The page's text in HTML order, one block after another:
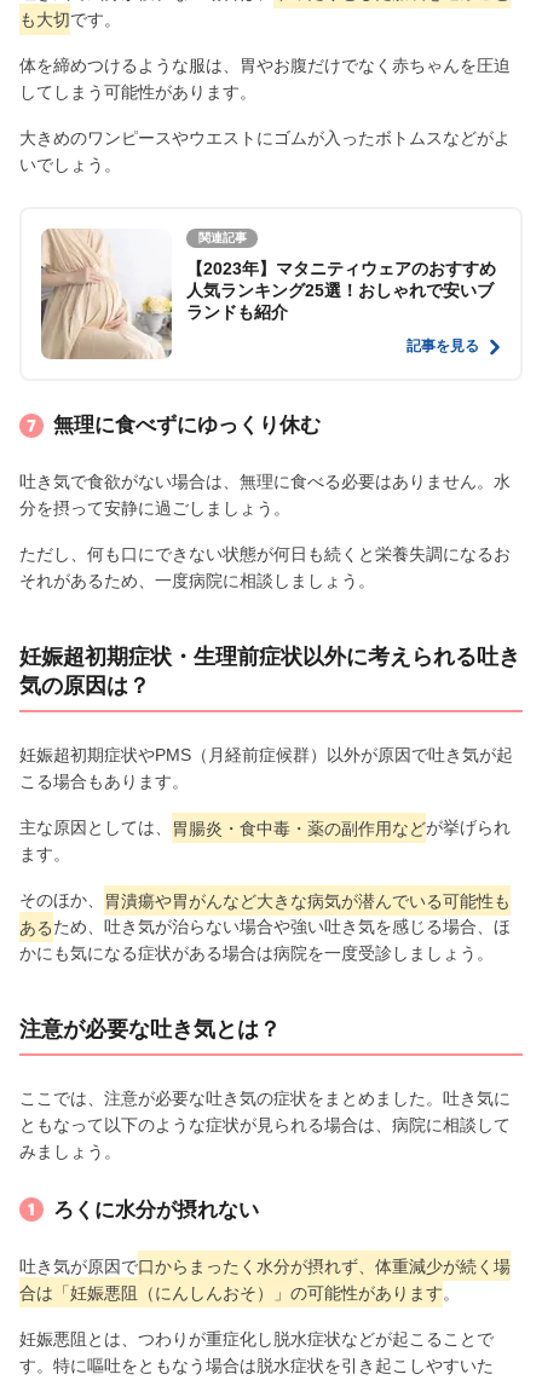
も大切です。
体を締めつけるような服は、胃やお腹だけでなく赤ちゃんを圧迫
してしまう可能性があります。
大きめのワンピースやウエストにゴムが入ったボトムスなどがよ
いでしょう。
関連記事
【2023年】マタニティウェアのおすすめ
人気ランキング25選！おしゃれで安いブ
ランドも紹介
記事を見る
無理に食べずにゆっくり休む
吐き気で食欲がない場合は、無理に食べる必要はありません。水
分を摂って安静に過ごしましょう。
ただし、何も口にできない状態が何日も続くと栄養失調になるお
それがあるため、一度病院に相談しましょう。
妊娠超初期症状・生理前症状以外に考えられる吐き
気の原因は？
妊娠超初期症状やPMS（月経前症候群）以外が原因で吐き気が起
こる場合もあります。
主な原因としては、 胃腸炎・食中毒・薬の副作用などが挙げられ
ます。
そのほか、
胃潰瘍や胃がんなど大きな病気が潜んでいる可能性も
あるため、吐き気が治らない場合や強い吐き気を感じる場合、ほ
かにも気になる症状がある場合は病院を一度受診しましょう。
注意が必要な吐き気とは？
ここでは、注意が必要な吐き気の症状をまとめました。吐き気に
ともなって以下のような症状が見られる場合は、病院に相談して
みましょう。
ろくに水分が摂れない
吐き気が原因で口からまったく水分が摂れず、体重減少が続く場
合は「妊娠悪阻（にんしんおそ）」の可能性があります。
妊娠悪阻とは、つわりが重症化し脱水症状などが起こることで
す。特に嘔吐をともなう場合は脱水症状を引き起こしやすいた